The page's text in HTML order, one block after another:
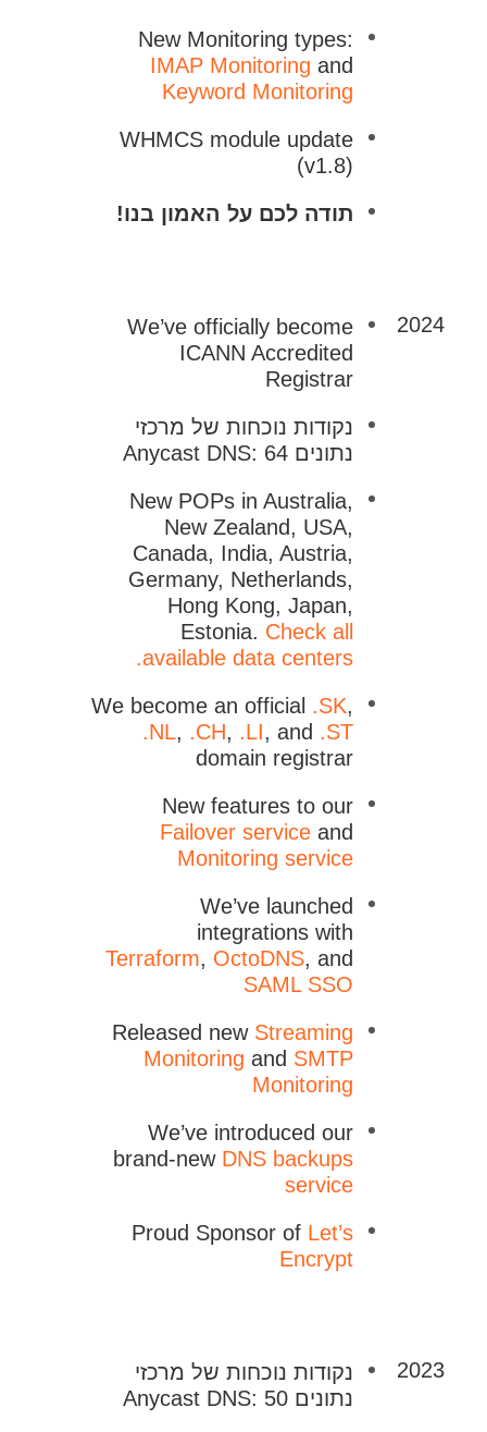
New Monitoring types:
IMAP Monitoring and
Keyword Monitoring
WHMCS module update
(v1.8)
תודה לכם על האמון בנו!
2024
We’ve officially become
ICANN Accredited
Registrar
נקודות נוכחות של מרכזי
נתונים Anycast DNS: 64
New POPs in Australia,
New Zealand, ​​USA,
Canada, India, Austria,
Germany, Netherlands,
Hong Kong, Japan,
Estonia. Check all
available data centers.
We become an official .SK,
.NL, .CH, .LI, and .ST
domain registrar
New features to our
Failover service and
Monitoring service
We’ve launched
integrations with
Terraform, OctoDNS, and
SAML SSO
Released new Streaming
Monitoring and SMTP
Monitoring
We’ve introduced our
brand-new DNS backups
service
Proud Sponsor of Let’s
Encrypt
2023
נקודות נוכחות של מרכזי
נתונים Anycast DNS: 50